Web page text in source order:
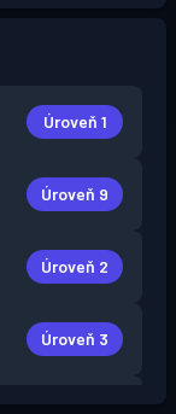
Úroveň 1
Úroveň 9
Úroveň 2
Úroveň 3